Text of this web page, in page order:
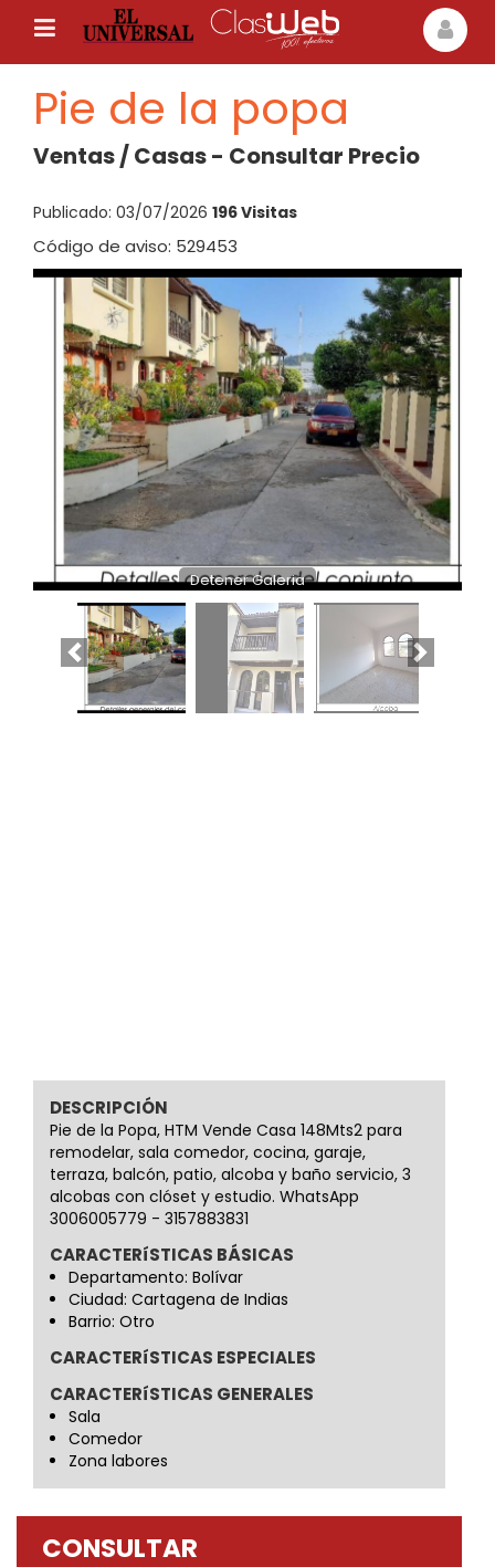
Pie de la popa
Ventas / Casas - Consultar Precio
Publicado: 03/07/2026 196 Visitas
Código de aviso: 529453
Detener Galeria
DESCRIPCIÓN
Pie de la Popa, HTM Vende Casa 148Mts2 para
remodelar, sala comedor, cocina, garaje,
terraza, balcón, patio, alcoba y baño servicio, 3
alcobas con clóset y estudio. WhatsApp
3006005779 - 3157883831
CARACTERíSTICAS BÁSICAS
Departamento: Bolívar
Ciudad: Cartagena de Indias
Barrio: Otro
CARACTERíSTICAS ESPECIALES
CARACTERíSTICAS GENERALES
Sala
Comedor
Zona labores
CONSULTAR